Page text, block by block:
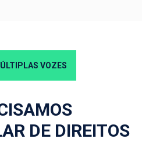
VOZES
DE DIREITOS